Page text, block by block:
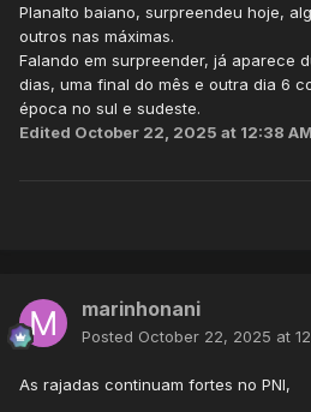
Planalto baiano, surpreendeu hoje,
outros nas máximas.
Falando em surpreender, já aparece
dias, uma final do mês e outra dia 6
época no sul e sudeste.
Edited October 22, 2025 at 12:38 AM
marinhonani
Posted October 22, 2025 at
As rajadas continuam fortes no PNI,